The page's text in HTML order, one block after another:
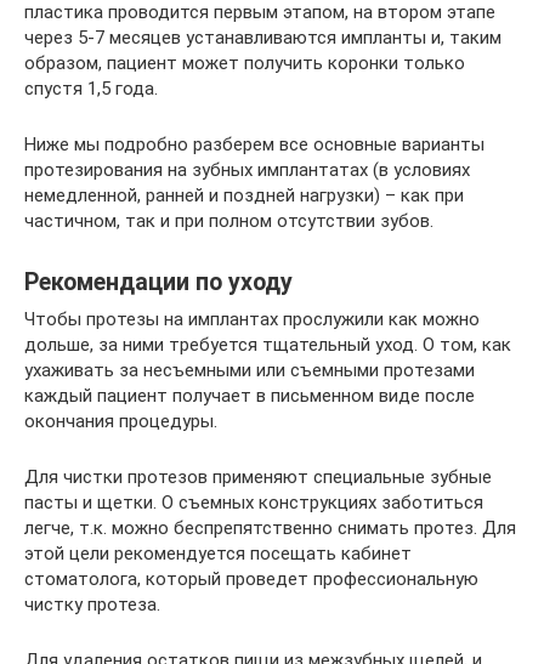
пластика проводится первым этапом, на втором этапе
через 5-7 месяцев устанавливаются импланты и, таким
образом, пациент может получить коронки только
спустя 1,5 года.
Ниже мы подробно разберем все основные варианты
протезирования на зубных имплантатах (в условиях
немедленной, ранней и поздней нагрузки) – как при
частичном, так и при полном отсутствии зубов.
Рекомендации по уходу
Чтобы протезы на имплантах прослужили как можно
дольше, за ними требуется тщательный уход. О том, как
ухаживать за несъемными или съемными протезами
каждый пациент получает в письменном виде после
окончания процедуры.
Для чистки протезов применяют специальные зубные
пасты и щетки. О съемных конструкциях заботиться
легче, т.к. можно беспрепятственно снимать протез. Для
этой цели рекомендуется посещать кабинет
стоматолога, который проведет профессиональную
чистку протеза.